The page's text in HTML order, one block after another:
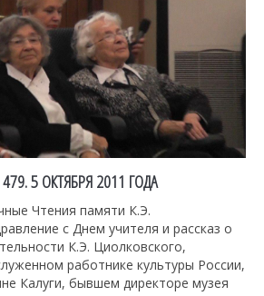
5 ОКТЯБРЯ 2011 ГОДА
Чтения памяти К.Э.
с Днем учителя и рассказ о
К.Э. Циолковского,
работнике культуры России,
Калуги, бывшем директоре музея